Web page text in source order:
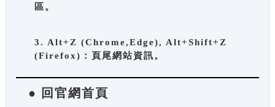
區。
3. Alt+Z (Chrome,Edge), Alt+Shift+Z
(Firefox)：頁尾網站資訊。
● 回官網首頁